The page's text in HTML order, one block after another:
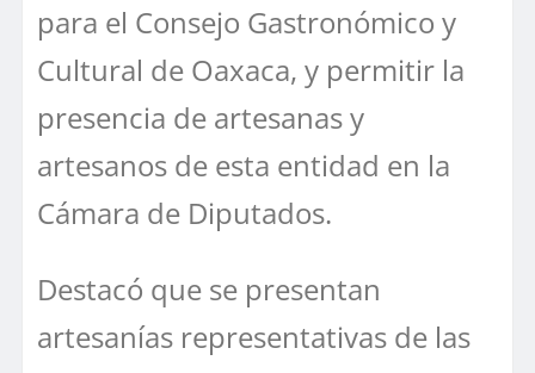
para el Consejo Gastronómico y
Cultural de Oaxaca, y permitir la
presencia de artesanas y
artesanos de esta entidad en la
Cámara de Diputados.
Destacó que se presentan
artesanías representativas de las